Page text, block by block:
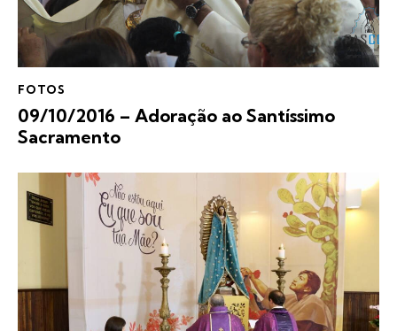
FOTOS
09/10/2016 – Adoração ao Santíssimo
Sacramento